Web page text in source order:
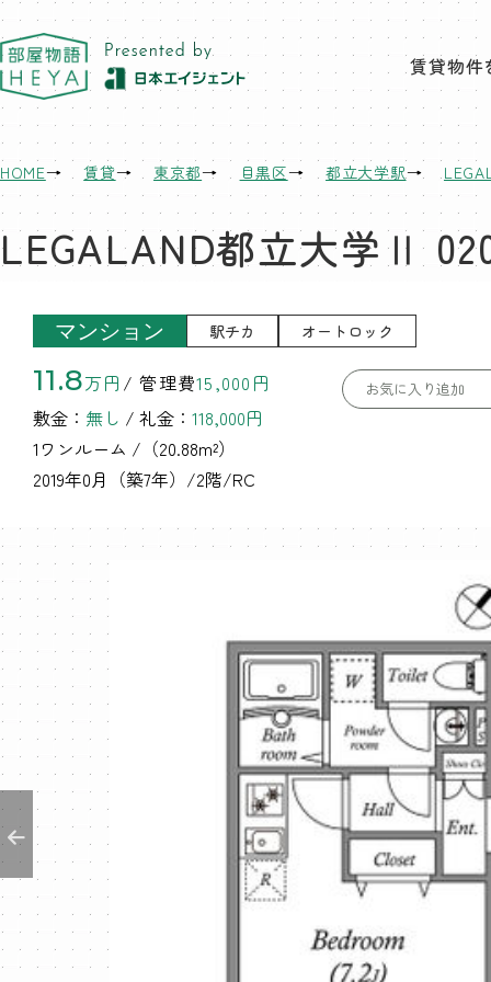
東京 部屋物語
賃貸物件
HOME 賃貸 東京都 目黒区 都立大学駅
LEGALAND都立大学Ⅱ
マンション 駅チカ オートロック
お気に入り追加
11.8万円 / 管理費15,000円
敷金： 無し / 礼金： 118,000円
1ワンルーム /（20.88m²）
2019年0月（築7年）/2階/RC